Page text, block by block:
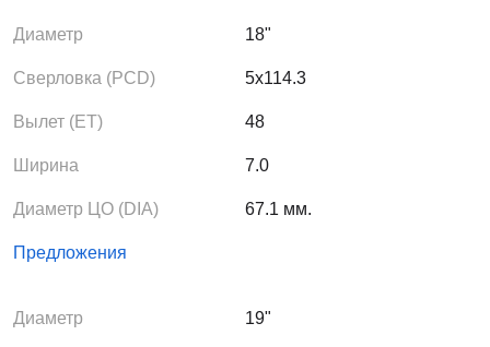
Диаметр 18"
Сверловка (PCD) 5x114.3
Вылет (ЕТ) 48
Ширина 7.0
Диаметр ЦО (DIA) 67.1 мм.
Предложения
Диаметр 19"